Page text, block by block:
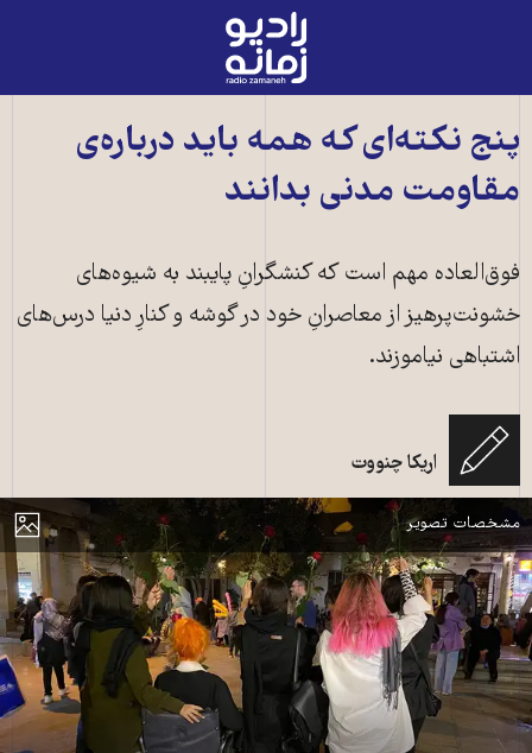
رادیو
زمانه
صفحه
اصلی
پنج نکته‌ای که همه باید درباره‌ی
مقاومت مدنی بدانند
فوق‌العاده مهم است که کنشگرانِ پایبند به شیوه‌های
خشونت‌پرهیز از معاصرانِ خود در گوشه و کنارِ دنیا درس‌های
اشتباهی نیاموزند.
اریکا چنووت
نمایش
مشخصات تصویر